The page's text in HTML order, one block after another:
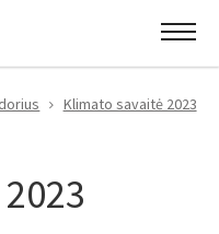
Klimato savaitė 2023